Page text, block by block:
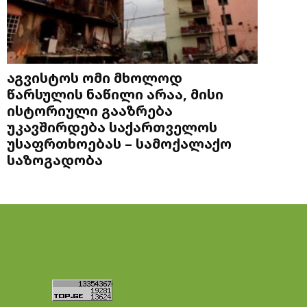
აგვისტოს ომი მხოლოდ
წარსულის ნაწილი არაა, მისი
ისტორიული გააზრება
უკავშირდება საქართველოს
უსაფრთხოებას – სამოქალაქო
საზოგადობა